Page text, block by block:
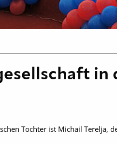
in
Tochter ist Michail Terelja,